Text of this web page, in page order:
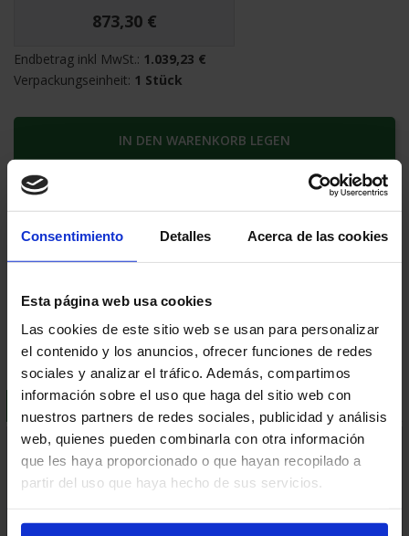
Consentimiento Detalles Acerca de las cookies
Esta página web usa cookies
Las cookies de este sitio web se usan para personalizar
el contenido y los anuncios, ofrecer funciones de redes
sociales y analizar el tráfico. Además, compartimos
información sobre el uso que haga del sitio web con
nuestros partners de redes sociales, publicidad y análisis
web, quienes pueden combinarla con otra información
que les haya proporcionado o que hayan recopilado a
partir del uso que haya hecho de sus servicios.
873,30 €
Endbetrag inkl MwSt.: 1.039,23 €
Verpackungseinheit: 1 Stück
IN DEN WARENKORB LEGEN
Sichere Zahlung
Zufriedenheit garantiert
BESCHREIBUNG LIEFER- UND VERSANDKOSTEN
Rack-Mammut®Handlauf Einzelplanke
Zuverlässige Absicherung und klare Trennung von Fuß- und
Fahrwegen in stark frequentierten Bereichen.